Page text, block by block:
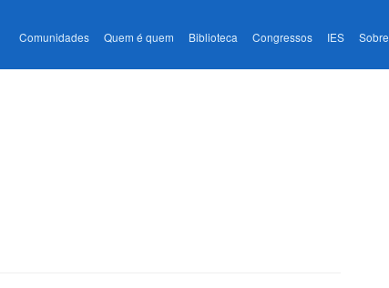
Comunidades Quem é quem Biblioteca Congressos IES Sobre